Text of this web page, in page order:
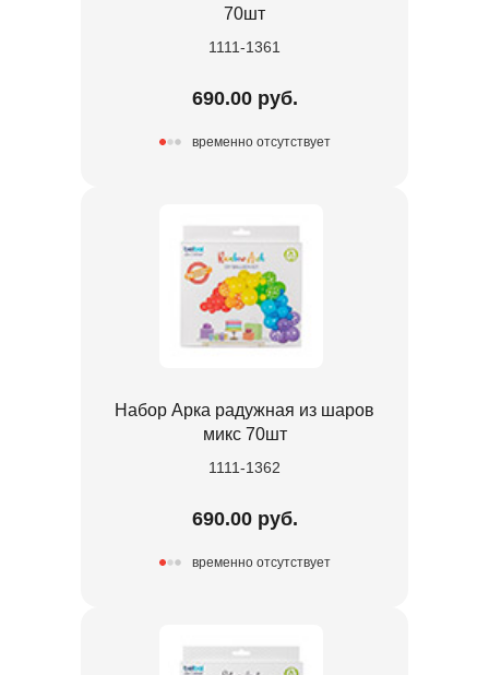
70шт
1111-1361
690.00 руб.
временно отсутствует
Набор Арка радужная из шаров
микс 70шт
1111-1362
690.00 руб.
временно отсутствует